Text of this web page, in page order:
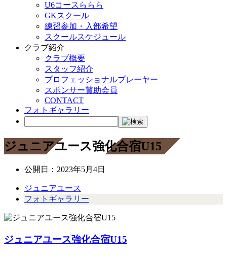
U6コースららら
GKスクール
練習参加・入部希望
スクールスケジュール
クラブ紹介
クラブ概要
スタッフ紹介
プロフェッショナルプレーヤー
スポンサー賛助会員
CONTACT
フォトギャラリー
ジュニアユース強化合宿U15
公開日： 2023年5月4日
ジュニアユース
フォトギャラリー
ジュニアユース強化合宿U15